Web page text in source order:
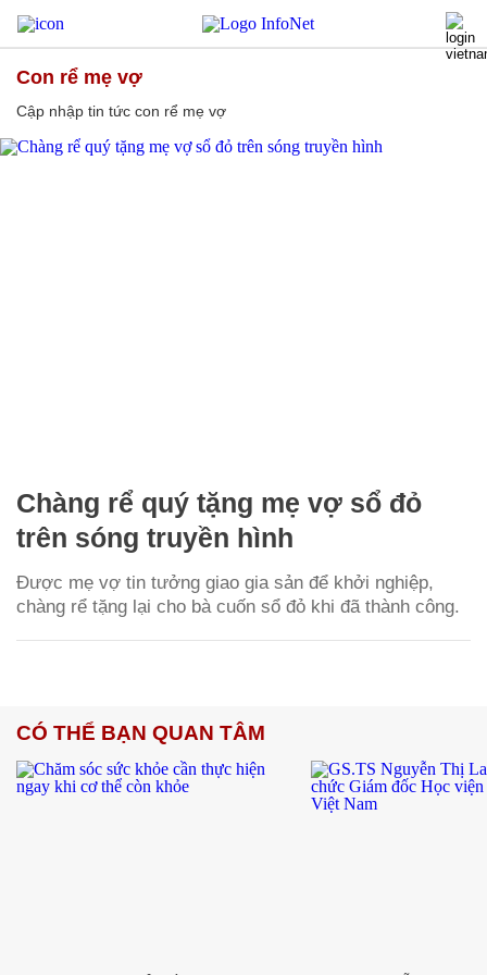
con rể mẹ vợ
Cập nhập tin tức con rể mẹ vợ
Chàng rể quý tặng mẹ vợ sổ đỏ
trên sóng truyền hình
Được mẹ vợ tin tưởng giao gia sản để khởi nghiệp,
chàng rể tặng lại cho bà cuốn sổ đỏ khi đã thành công.
CÓ THỂ BẠN QUAN TÂM